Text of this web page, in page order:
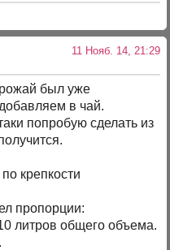
11 Нояб. 14, 21:29
был уже
в чай.
попробую сделать из
крепкости
пропорции:
литров общего объема.